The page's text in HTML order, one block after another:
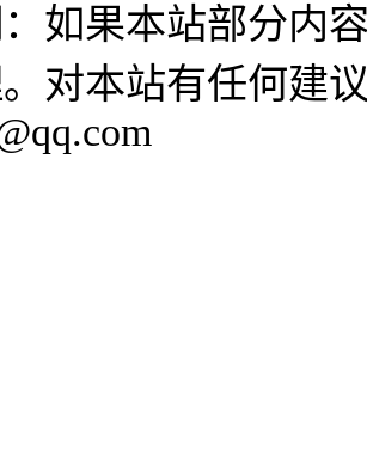
如果本站部分内
对本站有任何建